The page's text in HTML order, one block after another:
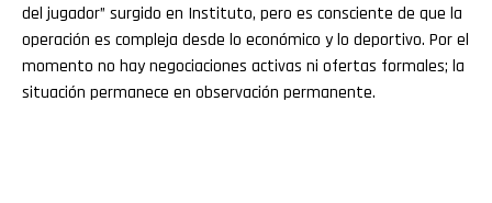
del jugador” surgido en Instituto, pero es consciente de que la
operación es compleja desde lo económico y lo deportivo. Por el
momento no hay negociaciones activas ni ofertas formales; la
situación permanece en observación permanente.